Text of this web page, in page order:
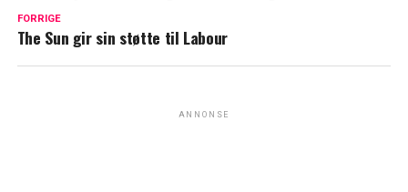
FORRIGE
The Sun gir sin støtte til Labour
ANNONSE